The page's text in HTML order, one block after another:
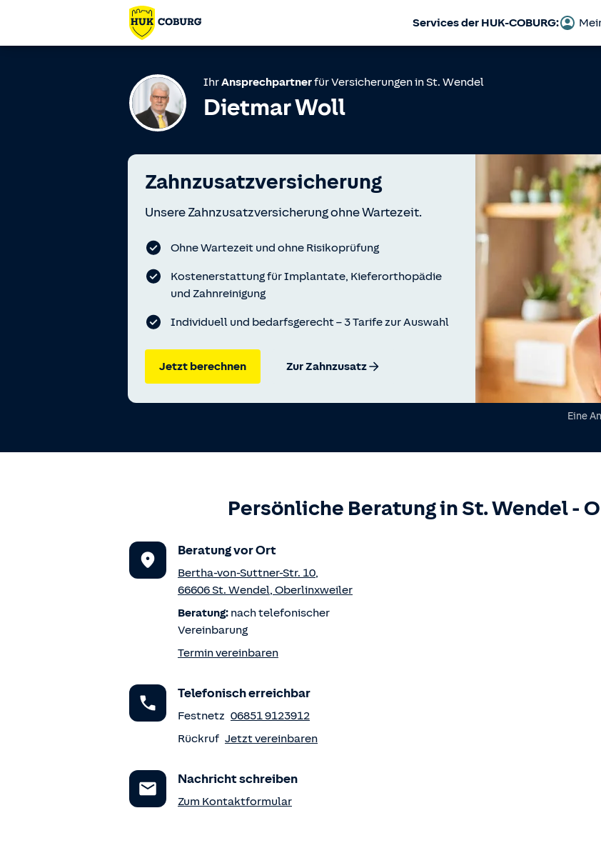
Services der HUK-COBURG:
IhrAnsprechpartnerfür Versicherungen inSt. Wendel
Dietmar Woll
Zahnzusatzversicherung
Unsere Zahnzusatzversicherung ohne Wartezeit.
Ohne Wartezeit und ohne Risikoprüfung
Kostenerstattung für Implantate, Kieferorthopädie
und Zahnreinigung
Individuell und bedarfsgerecht – 3 Tarife zur Auswahl
Jetzt berechnen Zur Zahnzusatz
Eine
Persönliche Beratung in St. Wendel-
Beratung vor Ort
Bertha-von-Suttner-Str. 10,
66606St. Wendel, Oberlinxweiler
Beratung: nach telefonischer
Vereinbarung
Termin vereinbaren
Telefonisch erreichbar
Festnetz 06851 9123912
Rückruf Jetzt vereinbaren
Nachricht schreiben
Zum Kontaktformular